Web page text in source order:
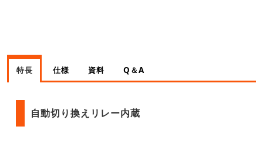
特長 仕様 資料 Q＆A
自動切り換えリレー内蔵